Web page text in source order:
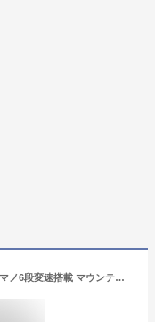
子供用自転車 20インチ 男の子 小学生 シマノ6段変速搭載 マウンテンバイク 鍵・スタンド付 子ども 誕生日 ギフト 入学 プレゼント 送料無料(サイズ違い 24インチあり)〔SKD206〕